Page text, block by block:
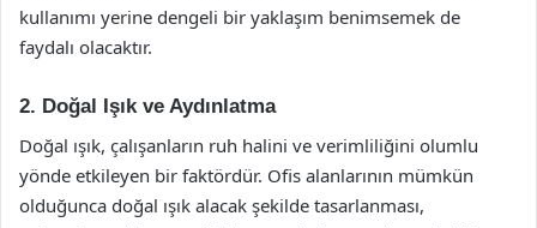
kullanımı yerine dengeli bir yaklaşım benimsemek de
faydalı olacaktır.
2. Doğal Işık ve Aydınlatma
Doğal ışık, çalışanların ruh halini ve verimliliğini olumlu
yönde etkileyen bir faktördür. Ofis alanlarının mümkün
olduğunca doğal ışık alacak şekilde tasarlanması,